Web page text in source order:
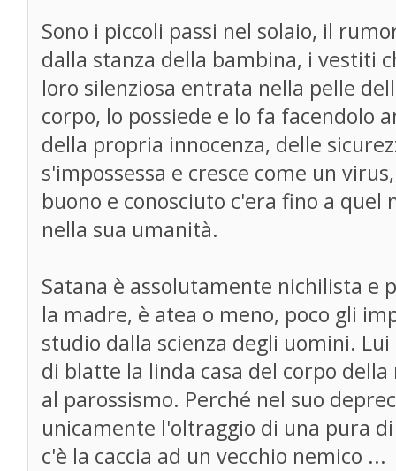
Sono i piccoli passi nel solaio, il
dalla stanza della bambina, i vestiti
loro silenziosa entrata nella pelle
corpo, lo possiede e lo fa facendolo
della propria innocenza, delle
s'impossessa e cresce come un
buono e conosciuto c'era fino a quel
nella sua umanità.
Satana è assolutamente nichilista e
la madre, è atea o meno, poco gli
studio dalla scienza degli uomini.
di blatte la linda casa del corpo della
al parossismo. Perché nel suo
unicamente l'oltraggio di una pura
c'è la caccia ad un vecchio nemico ...